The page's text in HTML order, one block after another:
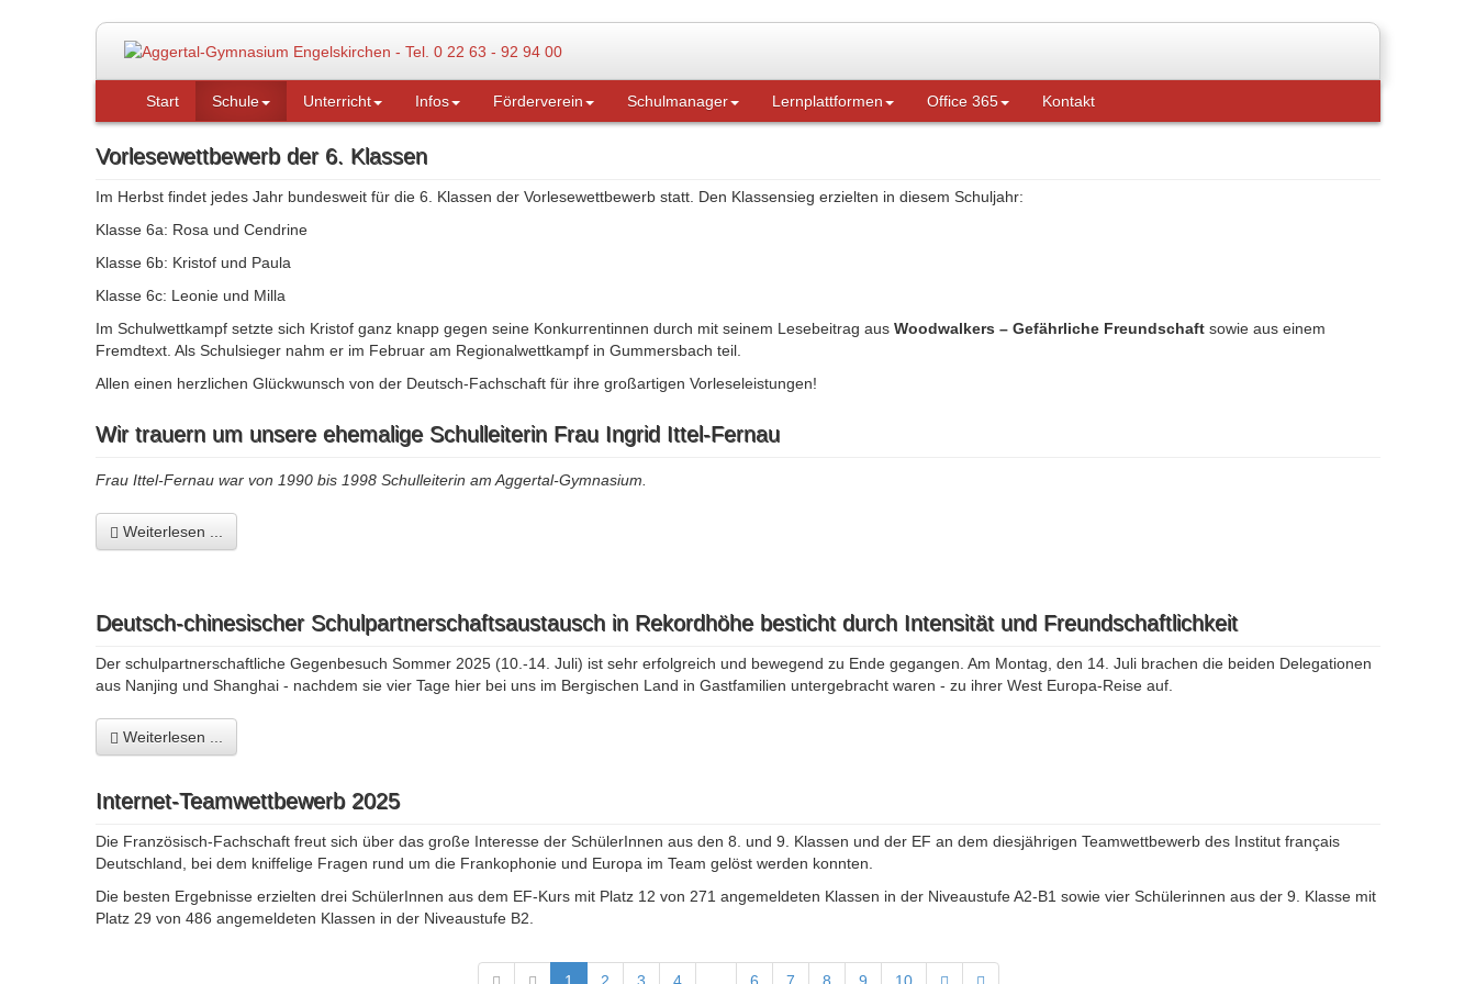
Start Schule Unterricht Infos Förderverein Schulmanager Lernplattformen Office 365 Kontakt
Vorlesewettbewerb der 6. Klassen
Im Herbst findet jedes Jahr bundesweit für die 6. Klassen der Vorlesewettbewerb statt. Den Klassensieg erzielten in diesem Schuljahr:
Klasse 6a: Rosa und Cendrine
Klasse 6b: Kristof und Paula
Klasse 6c: Leonie und Milla
Im Schulwettkampf setzte sich Kristof ganz knapp gegen seine Konkurrentinnen durch mit seinem Lesebeitrag aus Woodwalkers – Gefährliche Freundschaft sowie aus einem
Fremdtext. Als Schulsieger nahm er im Februar am Regionalwettkampf in Gummersbach teil.
Allen einen herzlichen Glückwunsch von der Deutsch-Fachschaft für ihre großartigen Vorleseleistungen!
Wir trauern um unsere ehemalige Schulleiterin Frau Ingrid Ittel-Fernau
Frau Ittel-Fernau war von 1990 bis 1998 Schulleiterin am Aggertal-Gymnasium.
Weiterlesen ...
Deutsch-chinesischer Schulpartnerschaftsaustausch in Rekordhöhe besticht durch Intensität und Freundschaftlichkeit
Der schulpartnerschaftliche Gegenbesuch Sommer 2025 (10.-14. Juli) ist sehr erfolgreich und bewegend zu Ende gegangen. Am Montag, den 14. Juli brachen die beiden Delegationen
aus Nanjing und Shanghai - nachdem sie vier Tage hier bei uns im Bergischen Land in Gastfamilien untergebracht waren - zu ihrer West Europa-Reise auf.
Weiterlesen ...
Internet-Teamwettbewerb 2025
Die Französisch-Fachschaft freut sich über das große Interesse der SchülerInnen aus den 8. und 9. Klassen und der EF an dem diesjährigen Teamwettbewerb des Institut français
Deutschland, bei dem kniffelige Fragen rund um die Frankophonie und Europa im Team gelöst werden konnten.
Die besten Ergebnisse erzielten drei SchülerInnen aus dem EF-Kurs mit Platz 12 von 271 angemeldeten Klassen in der Niveaustufe A2-B1 sowie vier Schülerinnen aus der 9. Klasse mit
Platz 29 von 486 angemeldeten Klassen in der Niveaustufe B2.